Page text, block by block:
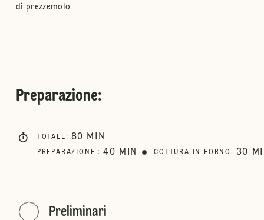
di prezzemolo
Preparazione:
TOTALE : 80 MIN
PREPARAZIONE : 40 MIN COTTURA IN FORNO : 30
Preliminari